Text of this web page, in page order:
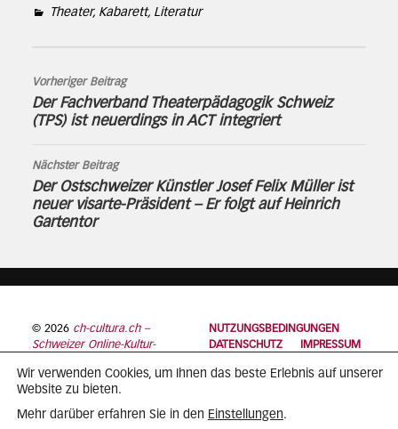
Theater, Kabarett, Literatur
Vorheriger Beitrag
Der Fachverband Theaterpädagogik Schweiz
(TPS) ist neuerdings in ACT integriert
Nächster Beitrag
Der Ostschweizer Künstler Josef Felix Müller ist
neuer visarte-Präsident – Er folgt auf Heinrich
Gartentor
© 2026 ch-cultura.ch –
Schweizer Online-Kultur-
NUTZUNGSBEDINGUNGEN
DATENSCHUTZ
IMPRESSUM
Wir verwenden Cookies, um Ihnen das beste Erlebnis auf unserer
Website zu bieten.
Mehr darüber erfahren Sie in den Einstellungen.